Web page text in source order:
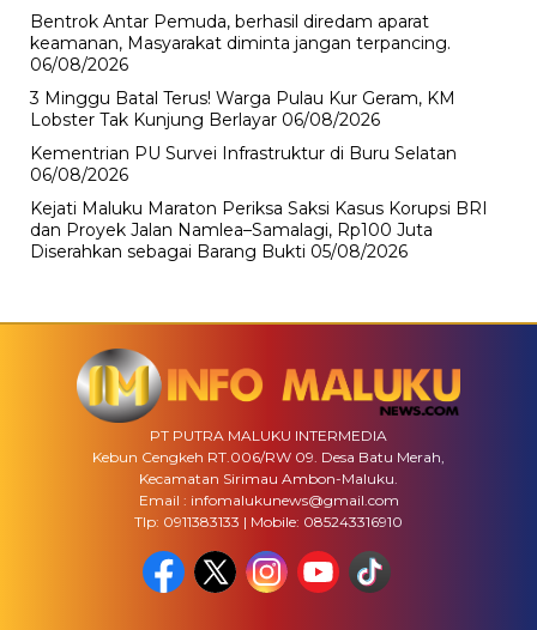
Bentrok Antar Pemuda, berhasil diredam aparat
keamanan, Masyarakat diminta jangan terpancing.
06/08/2026
3 Minggu Batal Terus! Warga Pulau Kur Geram, KM
Lobster Tak Kunjung Berlayar 06/08/2026
Kementrian PU Survei Infrastruktur di Buru Selatan
06/08/2026
Kejati Maluku Maraton Periksa Saksi Kasus Korupsi BRI
dan Proyek Jalan Namlea–Samalagi, Rp100 Juta
Diserahkan sebagai Barang Bukti 05/08/2026
PT PUTRA MALUKU INTERMEDIA
Kebun Cengkeh RT.006/RW 09. Desa Batu Merah,
Kecamatan Sirimau Ambon-Maluku.
Email : infomalukunews@gmail.com
Tlp: 0911383133 | Mobile: 085243316910